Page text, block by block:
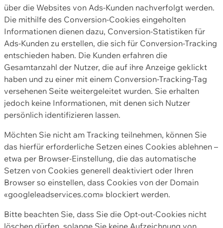
über die Websites von Ads-Kunden nachverfolgt werden.
Die mithilfe des Conversion-Cookies eingeholten
Informationen dienen dazu, Conversion-Statistiken für
Ads-Kunden zu erstellen, die sich für Conversion-Tracking
entschieden haben. Die Kunden erfahren die
Gesamtanzahl der Nutzer, die auf ihre Anzeige geklickt
haben und zu einer mit einem Conversion-Tracking-Tag
versehenen Seite weitergeleitet wurden. Sie erhalten
jedoch keine Informationen, mit denen sich Nutzer
persönlich identifizieren lassen.
Möchten Sie nicht am Tracking teilnehmen, können Sie
das hierfür erforderliche Setzen eines Cookies ablehnen –
etwa per Browser-Einstellung, die das automatische
Setzen von Cookies generell deaktiviert oder Ihren
Browser so einstellen, dass Cookies von der Domain
«googleleadservices.com» blockiert werden.
Bitte beachten Sie, dass Sie die Opt-out-Cookies nicht